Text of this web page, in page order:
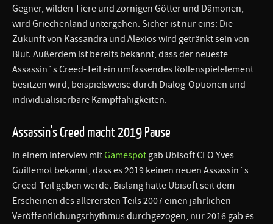
Gegner, wilden Tiere und zornigen Götter und Dämonen,
wird Griechenland untergehen. Sicher ist nur eins: Die
Zukunft von Kassandra und Alexios wird getränkt sein von
Blut. Außerdem ist bereits bekannt, dass der neueste
Assassin´s Creed-Teil ein umfassendes Rollenspielelement
besitzen wird, beispielsweise durch Dialog-Optionen und
individualisierbare Kampffähigkeiten.
Assassin's Creed macht 2019 Pause
In einem Interview mitGamespot gab Ubisoft CEO Yves
Guillemot bekannt, dass es 2019 keinen neuen Assassin´s
Creed-Teil geben werde. Bislang hatte Ubisoft seit dem
Erscheinen des allerersten Teils 2007 einen jährlichen
Veröffentlichungsrhythmus durchgezogen, nur 2016 gab es